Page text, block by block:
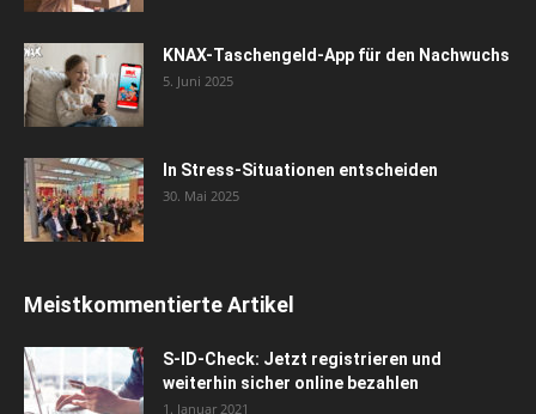
KNAX-Taschengeld-App für den Nachwuchs
5. Juni 2025
In Stress-Situationen entscheiden
30. Mai 2025
Meistkommentierte Artikel
S-ID-Check: Jetzt registrieren und
weiterhin sicher online bezahlen
1. Januar 2021